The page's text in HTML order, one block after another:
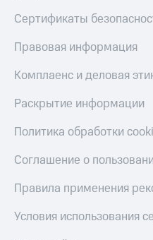
Сертификаты
Правовая информация
Комплаенс и деловая
Раскрытие информации
Политика обработки
Соглашение о
Правила применения
Условия использования